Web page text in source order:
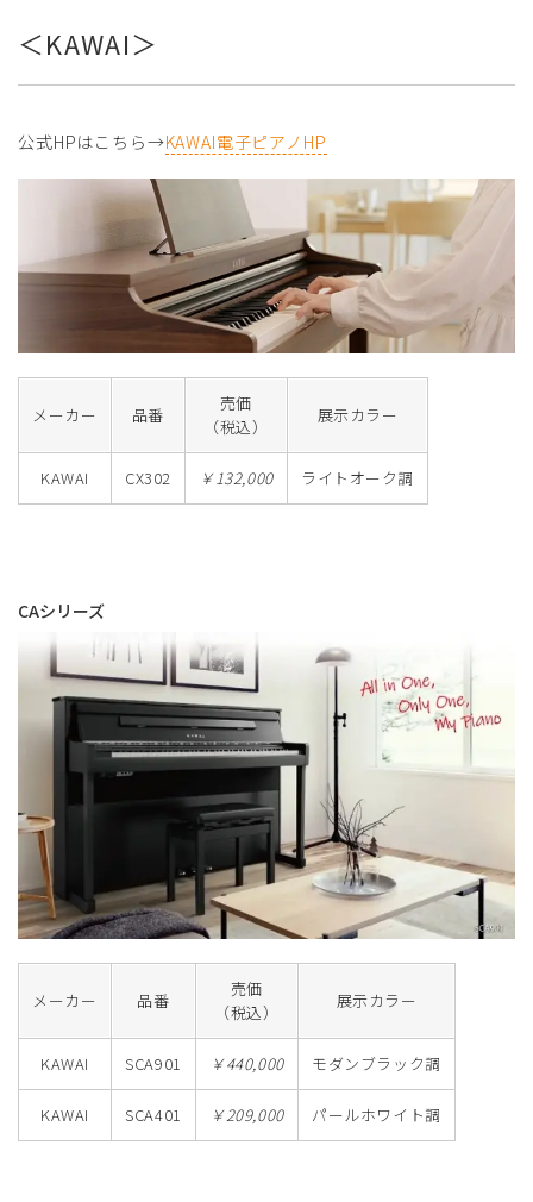
＜KAWAI＞
公式HPはこちら→KAWAI電子ピアノHP
メーカー 品番
売価
（税込）
展示カラー
KAWAI CX302 ￥132,000 ライトオーク調
CAシリーズ
メーカー 品番
売価
（税込）
展示カラー
KAWAI SCA901 ￥440,000 モダンブラック調
KAWAI SCA401 ￥209,000 パールホワイト調